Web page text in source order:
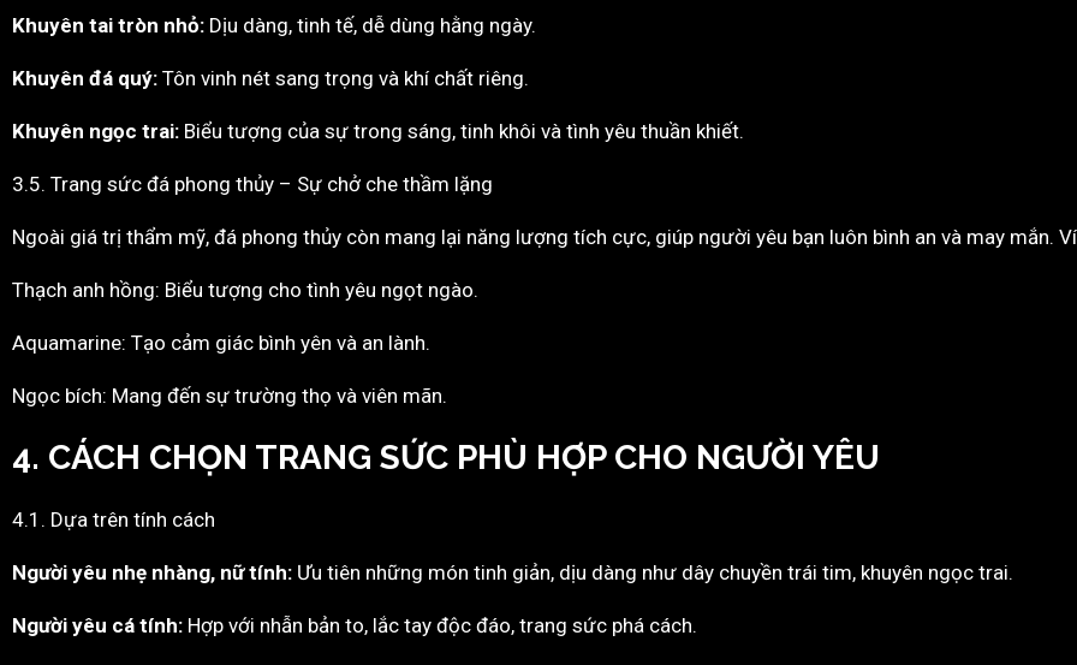
Khuyên tai tròn nhỏ: Dịu dàng, tinh tế, dễ dùng hằng ngày.
Khuyên đá quý: Tôn vinh nét sang trọng và khí chất riêng.
Khuyên ngọc trai: Biểu tượng của sự trong sáng, tinh khôi và tình yêu thuần khiết.
3.5. Trang sức đá phong thủy – Sự chở che thầm lặng
Ngoài giá trị thẩm mỹ, đá phong thủy còn mang lại năng lượng tích cực, giúp người yêu bạn luôn bình an và may mắn.
Thạch anh hồng: Biểu tượng cho tình yêu ngọt ngào.
Aquamarine: Tạo cảm giác bình yên và an lành.
Ngọc bích: Mang đến sự trường thọ và viên mãn.
4. CÁCH CHỌN TRANG SỨC PHÙ HỢP CHO NGƯỜI YÊU
4.1. Dựa trên tính cách
Người yêu nhẹ nhàng, nữ tính: Ưu tiên những món tinh giản, dịu dàng như dây chuyền trái tim, khuyên ngọc trai.
Người yêu cá tính: Hợp với nhẫn bản to, lắc tay độc đáo, trang sức phá cách.